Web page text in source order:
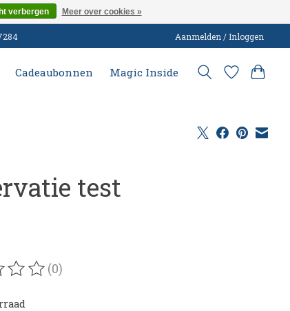
Aanmelden / Inloggen
Cadeaubonnen Magic Inside
test
van dit product is
(0)
verbergen Meer over cookies »